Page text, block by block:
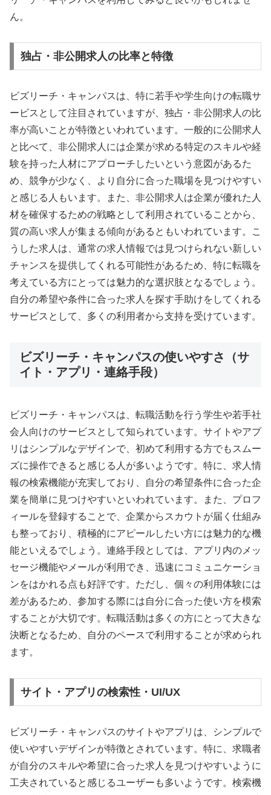
ん。
独占・非公開求人の比率と特徴
ビズリーチ・キャンパスは、特に若手や学生向けの転職サ
ービスとして注目されていますが、独占・非公開求人の比
率が高いことが特徴といわれています。一般的に公開求人
と比べて、非公開求人には企業が求める特定のスキルや経
験を持った人材にアプローチしたいという意図があるた
め、競争が少なく、より自分に合った職場を見つけやすい
と感じる人もいます。また、非公開求人は企業が優れた人
材を確保するための戦略として利用されていることから、
質の高い求人が集まる傾向があるともいわれています。こ
うした求人は、通常の求人情報では見つけられない新しい
チャンスを提供してくれる可能性があるため、特に転職を
考えている方にとっては魅力的な選択肢となるでしょう。
自分の希望や条件に合った求人を探す手助けをしてくれる
サービスとして、多くの利用者から支持を受けています。
ビズリーチ・キャンパスの使いやすさ（サ
イト・アプリ・連絡手段）
ビズリーチ・キャンパスは、転職活動を行う学生や若手社
会人向けのサービスとして知られています。サイトやアプ
リはシンプルなデザインで、初めて利用する方でもスムー
ズに操作できると感じる人が多いようです。特に、求人情
報の検索機能が充実しており、自分の希望条件に合った企
業を簡単に見つけやすいといわれています。また、プロフ
ィールを登録することで、企業からスカウトが届く仕組み
も整っており、積極的にアピールしたい方には魅力的な機
能といえるでしょう。連絡手段としては、アプリ内のメッ
セージ機能やメールが利用でき、迅速にコミュニケーショ
ンをはかれる点も好評です。ただし、個々の利用体験には
差があるため、参加する際には自分に合った使い方を模索
することが大切です。転職活動は多くの方にとって大きな
決断となるため、自分のペースで利用することが求められ
ます。
サイト・アプリの検索性・UI/UX
ビズリーチ・キャンパスのサイトやアプリは、シンプルで
使いやすいデザインが特徴とされています。特に、求職者
が自分のスキルや希望に合った求人を見つけやすいように
工夫されていると感じるユーザーも多いようです。検索機